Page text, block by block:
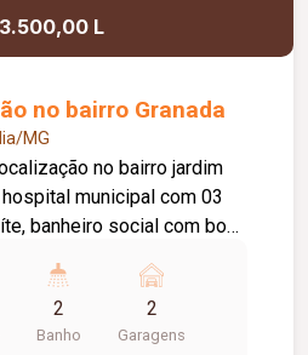
L
no bairro Granada
MG
no bairro jardim
municipal com 03
banheiro social com box
planejada com armários,
de lavanderia, área
e piscina aquecida,
2
Banho
2
Garagens